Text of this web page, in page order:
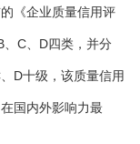
《企业质量信用评
C、D四类，并分
D十级，该质量信用
国内外影响力最